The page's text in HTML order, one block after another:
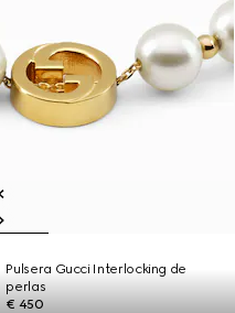
Pulsera Gucci Interlocking de
perlas
€ 450